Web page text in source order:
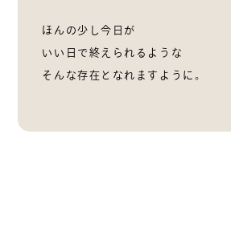
ほんの少し今日が
いい日で終えられるような
そんな存在となれますように。